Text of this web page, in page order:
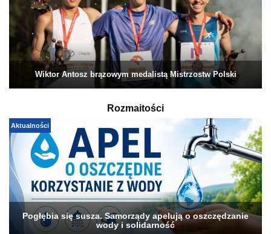
Wiktor Antosz brązowym medalistą Mistrzostw Polski
Rozmaitości
Aktualności
Pogłębia się susza. Samorządy apelują o oszczędzanie
wody i solidarność